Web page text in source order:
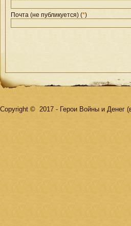
Почта (не публикуется) (*)
Copyright © 2017 - Герои Войны и Денег